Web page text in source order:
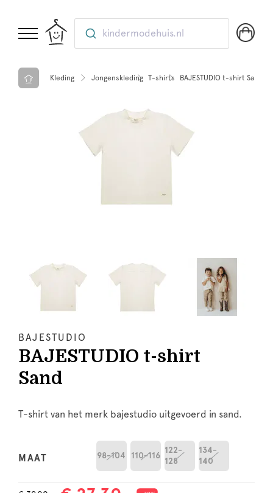
kindermodehuis.nl
Kleding Jongenskleding T-shirts BAJESTUDIO t-shirt Sand
BAJESTUDIO
BAJESTUDIO t-shirt
Sand
T-shirt van het merk bajestudio uitgevoerd in sand.
MAAT 98-104 110-116
122-
128
134-
140